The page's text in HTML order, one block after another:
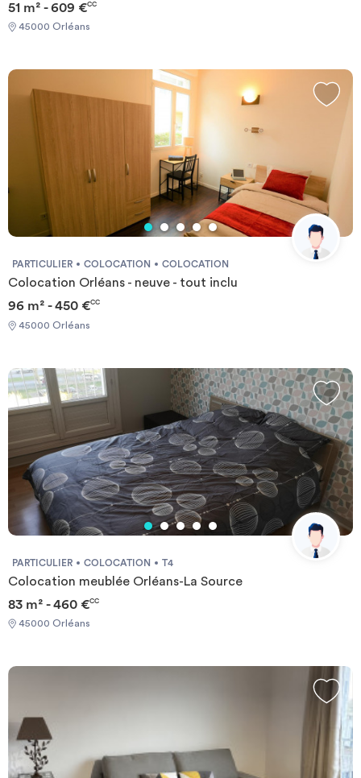
INDIVIDUEL Required documents: - Reason for impermanence -
Financial guarantee - Identity Card Documents requis: - Motif du
51 m² - 609 €CC
45000 Orléans
PARTICULIER COLOCATION COLOCATION
Colocation Orléans - neuve - tout inclu
96 m² - 450 €CC
45000 Orléans
PARTICULIER COLOCATION T4
Colocation meublée Orléans-La Source
83 m² - 460 €CC
45000 Orléans